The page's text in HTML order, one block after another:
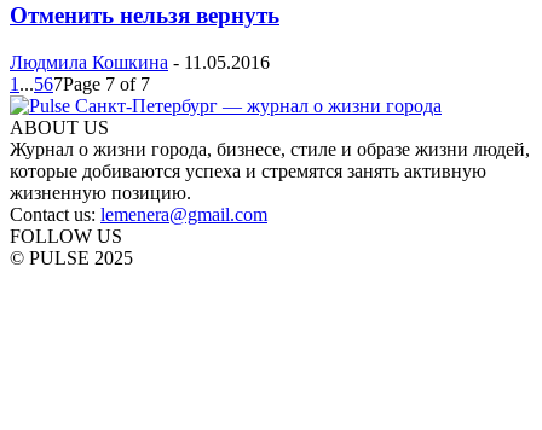
Отменить нельзя вернуть
Людмила Кошкина - 11.05.2016
1 ...567Page 7 of 7
ABOUT US
Журнал о жизни города, бизнесе, стиле и образе жизни людей,
которые добиваются успеха и стремятся занять активную
жизненную позицию.
Contact us: lemenera@gmail.com
FOLLOW US
© PULSE 2025